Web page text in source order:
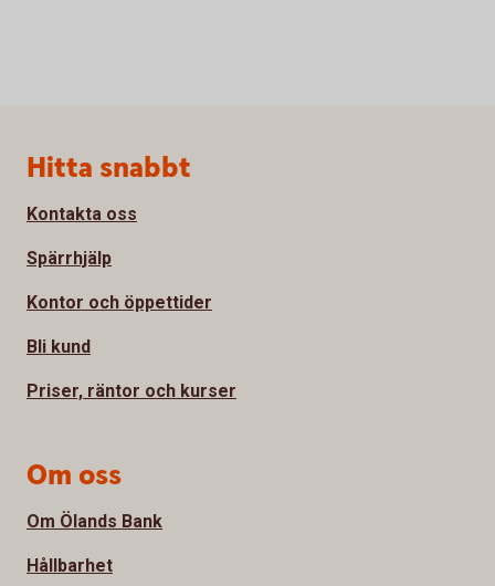
Sidfot
Hitta snabbt
Kontakta oss
Spärrhjälp
Kontor och öppettider
Bli kund
Priser, räntor och kurser
Om oss
Om Ölands Bank
Hållbarhet